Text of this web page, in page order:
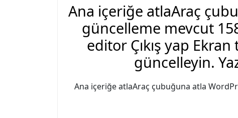
Ana içeriğe atlaAraç
güncelleme mevcut
editor Çıkış yap
güncelleyin.
Ana içeriğe atlaAraç çubuğuna atla